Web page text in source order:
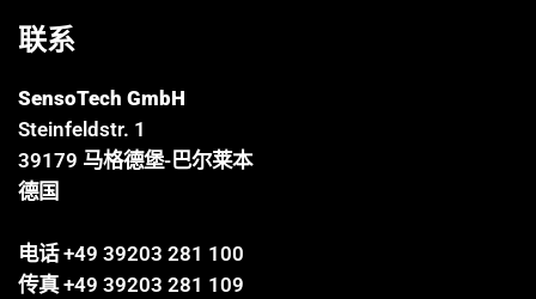
联系
SensoTech GmbH
Steinfeldstr. 1
39179 马格德堡-巴尔莱本
德国
电话 +49 39203 281 100
传真 +49 39203 281 109